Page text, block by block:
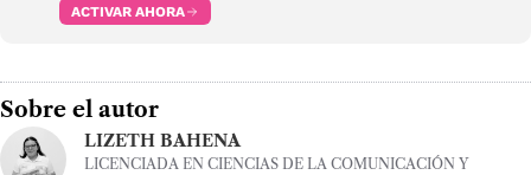
ACTIVAR AHORA
Sobre el autor
LIZETH BAHENA
LICENCIADA EN CIENCIAS DE LA COMUNICACIÓN Y